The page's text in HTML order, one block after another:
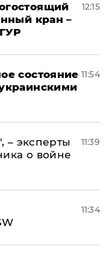
кран –
12:15
состояние 11:54
– эксперты
о войне
11:39
11:34